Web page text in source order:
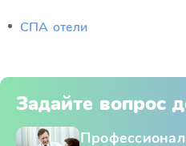
СПА отели
Задайте вопрос